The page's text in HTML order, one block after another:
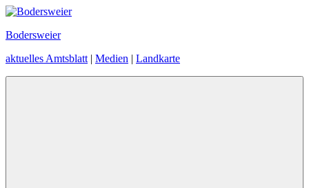
Zum
springen
Bodersweier
aktuelles Amtsblatt | Medien | Landkarte